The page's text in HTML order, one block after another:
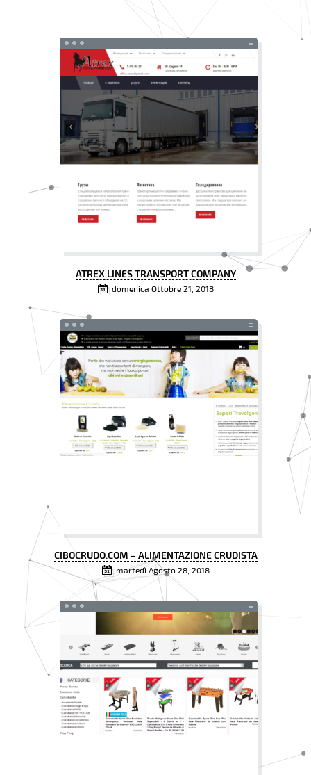
ATREX LINES TRANSPORT COMPANY
domenica Ottobre 21, 2018
CIBOCRUDO.COM – ALIMENTAZIONE CRUDISTA
martedì Agosto 28, 2018